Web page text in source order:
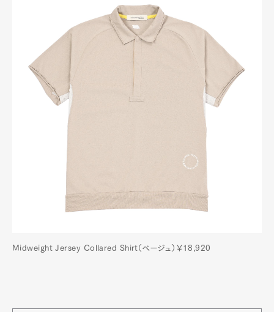
Midweight Jersey Collared Shirt（ベージュ）￥18,920